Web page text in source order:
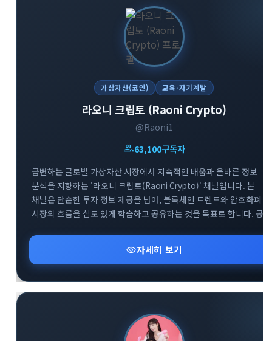
가상자산(코인) 교육·자기계발
라오니 크립토 (Raoni Crypto)
@Raoni1
group63,100구독자
급변하는 글로벌 가상자산 시장에서 지속적인 배움과 올바른 정보
분석을 지향하는 '라오니 크립토(Raoni Crypto)' 채널입니다. 본
채널은 단순한 투자 정보 제공을 넘어, 블록체인 트렌드와 암호화폐
시장의 흐름을 심도 있게 학습하고 공유하는 것을 목표로 합니다. 공식
드리며, 소통을 위한 대화방(@Raoni2)도 함께 운영하여 투자자 간의
건전한 정보 교류를 돕고 있습니다. 끊임없이 진화하는 크립토
생태계에서 함께 공부하며 스마트한 투자 기준을 세워보세요.
visibility자세히 보기